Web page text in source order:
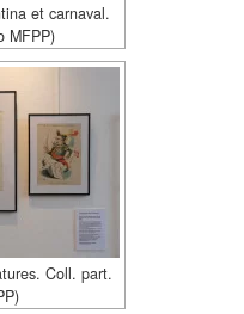
et carnaval.
MFPP)
Coll. part.